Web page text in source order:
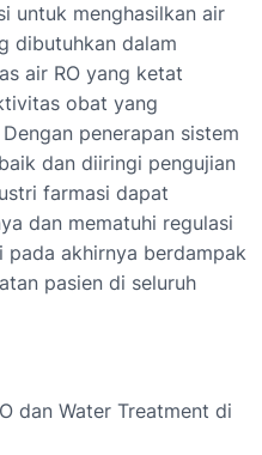
untuk menghasilkan air
dibutuhkan dalam
air RO yang ketat
obat yang
penerapan sistem
dan diiringi pengujian
farmasi dapat
dan mematuhi regulasi
pada akhirnya berdampak
pasien di seluruh
dan Water Treatment di